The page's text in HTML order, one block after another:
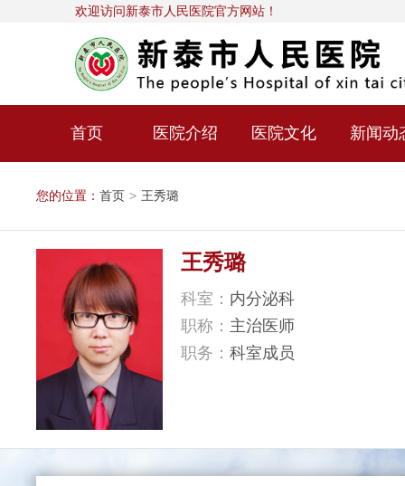
欢迎访问新泰市人民医院官方网站！
首页 医院介绍 医院文化 新闻动
您的位置： 首页 > 王秀璐
王秀璐
科室： 内分泌科
职称： 主治医师
职务： 科室成员